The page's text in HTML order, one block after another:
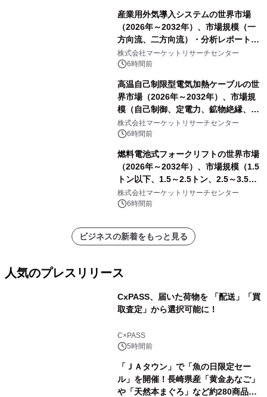
産業用外気導入システムの世界市場
（2026年～2032年）、市場規模（一
方向流、二方向流）・分析レポートを
発表
株式会社マーケットリサーチセンター
6時間前
高温自己制限型電気加熱ケーブルの世
界市場（2026年～2032年）、市場規
模（自己制御、定電力、鉱物絶縁、表
皮効果）・分析レポートを発表
株式会社マーケットリサーチセンター
6時間前
燃料電池式フォークリフトの世界市場
（2026年～2032年）、市場規模（1.5
トン以下、1.5～2.5トン、2.5～3.5ト
ン、3.5～5.0トン、その他）・分析レ
ポートを発表
株式会社マーケットリサーチセンター
6時間前
ビジネスの新着をもっと見る
人気のプレスリリース
CxPASS、届いた荷物を 「配送」「買
取査定」から選択可能に！
C×PASS
5時間前
「ＪＡタウン」で「魚の日限定セー
ル」を開催！長崎県産「黄金あなご」
や「天然本まぐろ」など約280商品を